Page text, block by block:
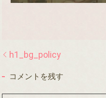
h1_bg_policy
コメントを残す